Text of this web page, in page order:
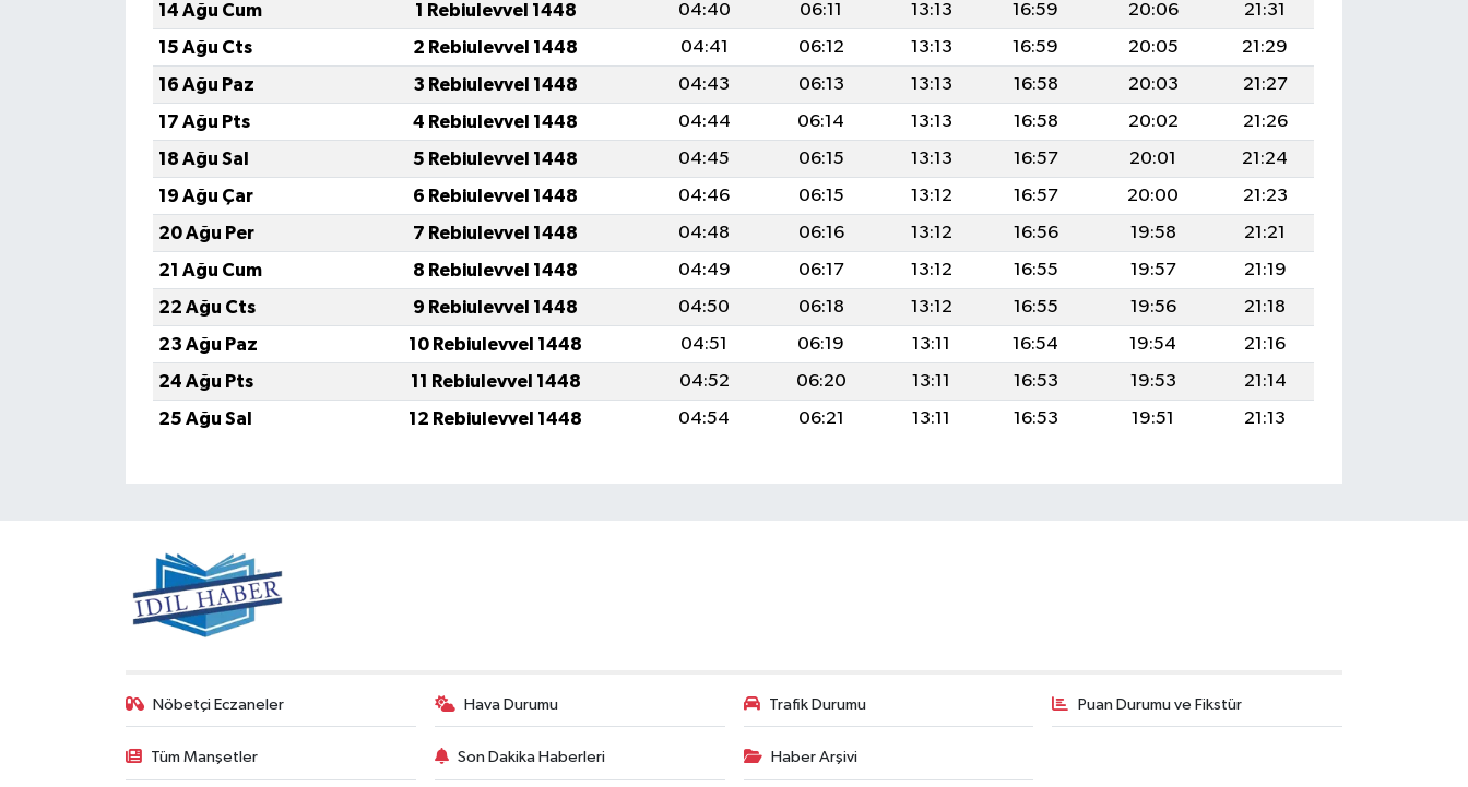
14 Ağu Cum
1 Rebiulevvel 1448 04:40 06:11 13:13 16:59 20:06
21:31
15 Ağu Cts
2 Rebiulevvel 1448 04:41 06:12 13:13 16:59 20:05
21:29
16 Ağu Paz
3 Rebiulevvel 1448 04:43 06:13 13:13 16:58 20:03
21:27
17 Ağu Pts
4 Rebiulevvel 1448 04:44 06:14 13:13 16:58 20:02
21:26
18 Ağu Sal
5 Rebiulevvel 1448 04:45 06:15 13:13 16:57 20:01
21:24
19 Ağu Çar
6 Rebiulevvel 1448 04:46 06:15 13:12 16:57 20:00
21:23
20 Ağu Per
7 Rebiulevvel 1448 04:48 06:16 13:12 16:56 19:58
21:21
21 Ağu Cum
8 Rebiulevvel 1448 04:49 06:17 13:12 16:55 19:57
21:19
22 Ağu Cts
9 Rebiulevvel 1448 04:50 06:18 13:12 16:55 19:56
21:18
23 Ağu Paz
10 Rebiulevvel 1448 04:51 06:19 13:11 16:54 19:54
21:16
24 Ağu Pts
11 Rebiulevvel 1448 04:52 06:20 13:11 16:53 19:53
21:14
25 Ağu Sal
12 Rebiulevvel 1448 04:54 06:21 13:11 16:53 19:51 21:13
Nöbetçi Eczaneler Hava Durumu Trafik Durumu Puan Durumu ve Fikstür
Tüm Manşetler Son Dakika Haberleri Haber Arşivi